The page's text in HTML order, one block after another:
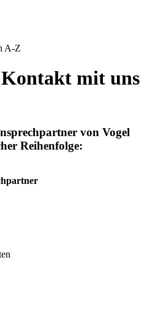
A-Z
Kontakt mit uns
von Vogel
Reihenfolge: